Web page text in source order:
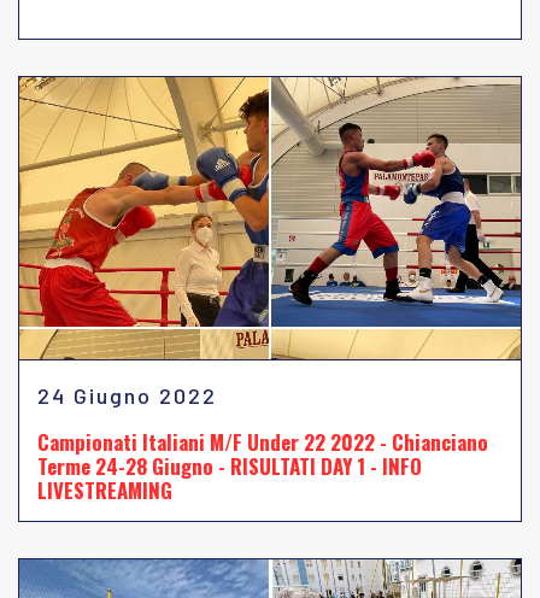
24 Giugno 2022
Campionati Italiani M/F Under 22 2022 - Chianciano
Terme 24-28 Giugno - RISULTATI DAY 1 - INFO
LIVESTREAMING